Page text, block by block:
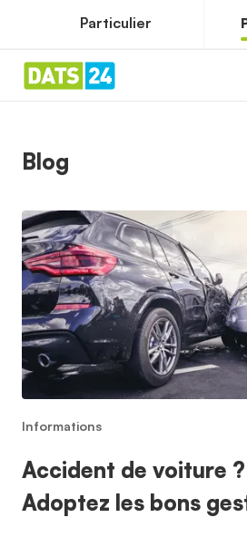
Particulier
Blog
Informations
Accident de voiture ?
Adoptez les bons